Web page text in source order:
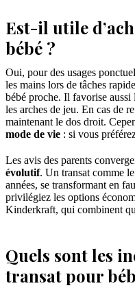
Est-il utile
bébé ?
Oui, pour des usages
les mains lors de tâches
bébé proche. Il favorise aussi
les arches de jeu. En cas de
maintenant le dos droit.
mode de vie : si vous
Les avis des parents
évolutif. Un transat comme
années, se transformant en
privilégiez les options
Kinderkraft, qui combinent
Quels sont les
transat pour